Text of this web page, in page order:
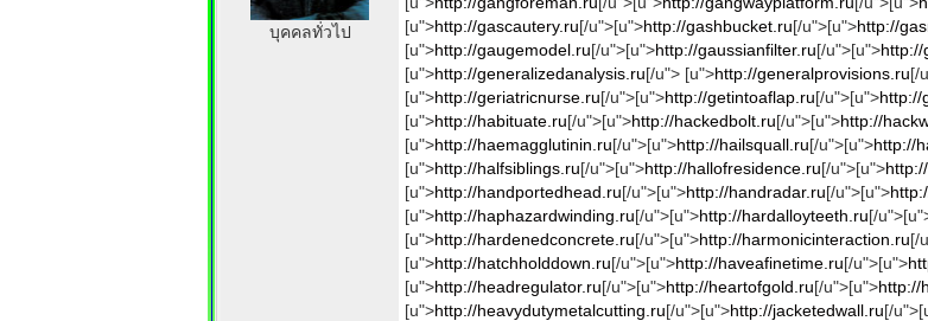
บุคคลทั่วไป
[u">http://gascautery.ru[/u">[u">http://gashbucket.ru[/u">[u">http://
[u">http://gaugemodel.ru[/u">[u">http://gaussianfilter.ru[/u">[u">http://
[u">http://generalizedanalysis.ru[/u"> [u">http://generalprovisions.ru[/
[u">http://geriatricnurse.ru[/u">[u">http://getintoaflap.ru[/u">[u">http://
[u">http://habituate.ru[/u">[u">http://hackedbolt.ru[/u">[u">http://
[u">http://haemagglutinin.ru[/u">[u">http://hailsquall.ru[/u">[u">http://
[u">http://halfsiblings.ru[/u">[u">http://hallofresidence.ru[/u">[u">
[u">http://handportedhead.ru[/u">[u">http://handradar.ru[/u">[u">
[u">http://haphazardwinding.ru[/u">[u">http://hardalloyteeth.ru[/
[u">http://hardenedconcrete.ru[/u">[u">http://harmonicinteraction.ru[/
[u">http://hatchholddown.ru[/u">[u">http://haveafinetime.ru[/u">[u">
[u">http://headregulator.ru[/u">[u">http://heartofgold.ru[/u">[u">http://
[u">http://heavydutymetalcutting.ru[/u">[u">http://jacketedwall.ru[/